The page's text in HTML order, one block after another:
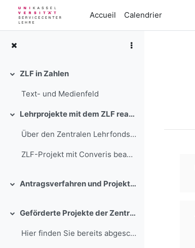
Passer au contenu principal
Accueil
Calendrier
Replier
ZLF in Zahlen
Text- und Medienfeld
Replier Lehrprojekte mit dem ZLF realisieren
Über den Zentralen Lehrfonds stehen in einem wettb...
ZLF-Projekt mit Converis beantra...
Replier Antragsverfahren und Projektbegleitung
Replier Geförderte Projekte der Zentralen Lehrförderung der Universität Kassel
Hier finden Sie bereits abgeschlossene Projekte, d...